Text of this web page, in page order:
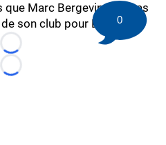
Marc Bergevin n’ait pas
son club pour Dubois.
Loading...
Loading...
0